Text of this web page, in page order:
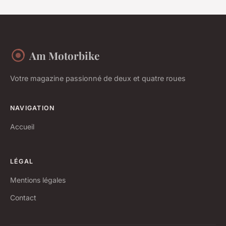
Am Motorbike
Votre magazine passionné de deux et quatre roues
NAVIGATION
Accueil
LÉGAL
Mentions légales
Contact